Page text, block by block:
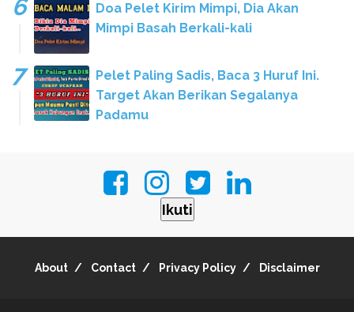
Doa Pelet Kirim Mimpi, Dia Akan
Mimpi Basah Berkali-kali
Pelet Paling Sadis, Baca 3 Huruf Ini.
Target Akan Berikan Segalanya
Padamu
Ikuti
About Contact Privacy Policy Disclaimer